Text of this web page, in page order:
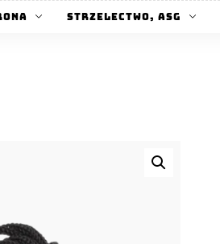
Strzelectwo, ASG